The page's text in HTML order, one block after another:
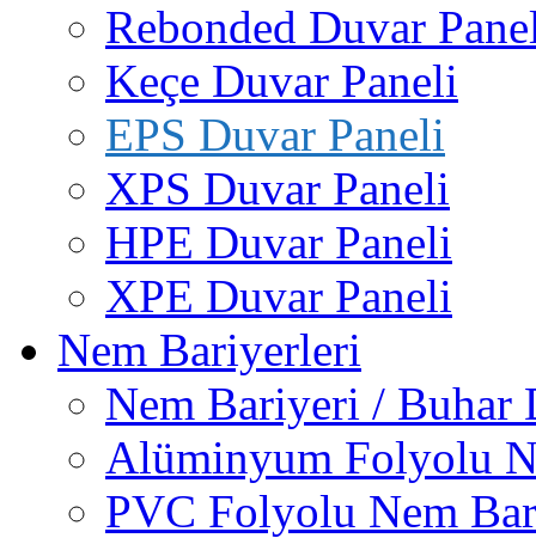
Rebonded Duvar
Keçe Duvar Paneli
EPS Duvar Paneli
XPS Duvar Paneli
HPE Duvar Paneli
XPE Duvar Paneli
Nem Bariyerleri
Nem Bariyeri / Buhar
Alüminyum Folyolu
PVC Folyolu Nem